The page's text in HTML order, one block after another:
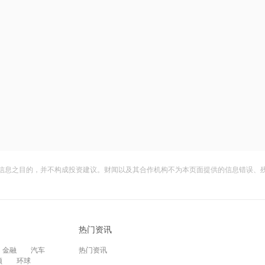
之目的，并不构成投资建议。财闻以及其合作机构不为本页面提供的信息错误
金融
汽车
环球
热门资讯
热门资讯